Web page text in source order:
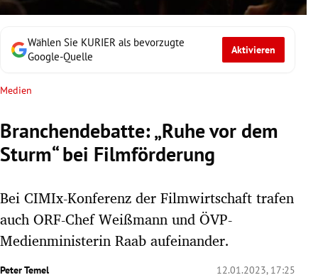
Untermenü
Untermenü
Untermenü
Untermenü
Untermenü
Untermenü
Wählen Sie KURIER als bevorzugte
Google-Quelle
Aktivieren
Medien
Branchendebatte: „Ruhe vor dem
Sturm“ bei Filmförderung
Bei CIMIx-Konferenz der Filmwirtschaft trafen
auch ORF-Chef Weißmann und ÖVP-
Medienministerin Raab aufeinander.
Peter Temel 12.01.2023, 17:25